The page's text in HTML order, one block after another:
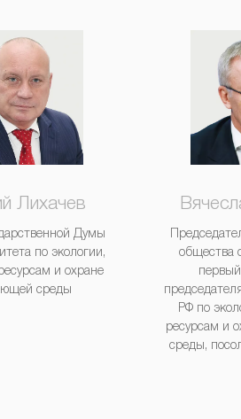
Лихачев
Думы
по экологии,
и охране
среды
общества
РФ по
ресурсам и
среды,